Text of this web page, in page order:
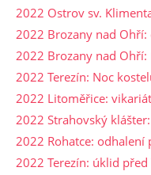
2022 Ostrov sv.
2022 Brozany nad
2022 Brozany nad Ohří:
2022 Terezín: Noc
2022 Litoměřice:
2022 Strahovský
2022 Rohatce:
2022 Terezín: úklid